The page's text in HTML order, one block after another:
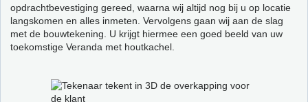
opdrachtbevestiging gereed, waarna wij altijd nog bij u op locatie
langskomen en alles inmeten. Vervolgens gaan wij aan de slag
met de bouwtekening. U krijgt hiermee een goed beeld van uw
toekomstige Veranda met houtkachel.